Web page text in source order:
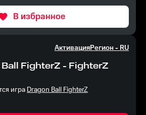
В избранное
АктивацияРегион -RU
FighterZ - FighterZ
играDragon Ball FighterZ